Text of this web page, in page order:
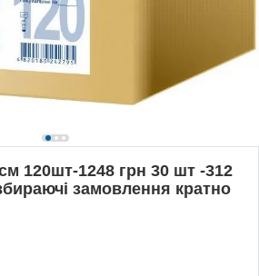
120шт-1248 грн 30 шт -312
замовлення кратно